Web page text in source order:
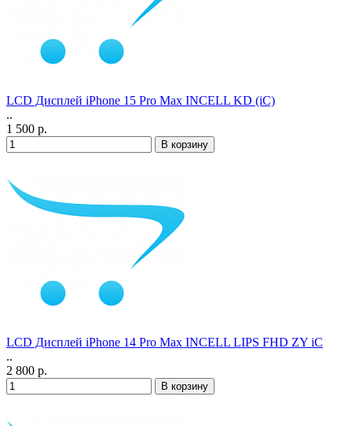
LCD Дисплей iPhone 15 Pro Max INCELL KD (iC)
..
1 500 р.
LCD Дисплей iPhone 14 Pro Max INCELL LIPS FHD ZY iC
..
2 800 р.